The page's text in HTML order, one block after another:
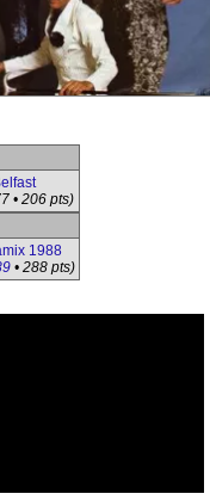
• 206 pts)
1988
• 288 pts)